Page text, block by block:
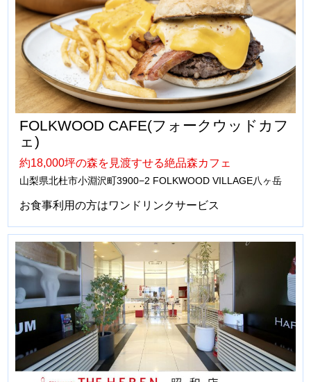
FOLKWOOD CAFE(フォークウッドカフ
ェ)
約18,000坪の森を見渡すせる絶品森カフェ
山梨県北杜市小淵沢町3900−2 FOLKWOOD VILLAGE八ヶ岳
お食事利用の方はワンドリンクサービス